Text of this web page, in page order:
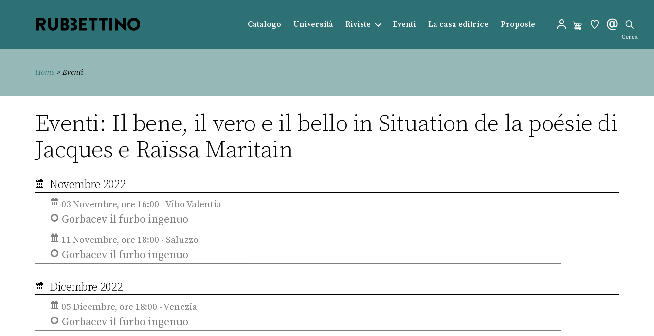
Catalogo Università Riviste Eventi La casa editrice Proposte
Cerca
Home > Eventi
Eventi: Il bene, il vero e il bello in Situation de la poésie di
Jacques e Raïssa Maritain
Novembre 2022
03 Novembre, ore 16:00 - Vibo Valentia
Gorbacev il furbo ingenuo
11 Novembre, ore 18:00 - Saluzzo
Gorbacev il furbo ingenuo
Dicembre 2022
05 Dicembre, ore 18:00 - Venezia
Gorbacev il furbo ingenuo